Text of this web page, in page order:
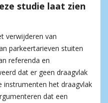
studie laat zien
verwijderen van
parkeertarieven stuiten
referenda en
dat er geen draagvlak
instrumenten het draagvlak
dat een